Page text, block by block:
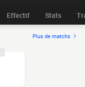
Effectif Stats
Plus de matchs